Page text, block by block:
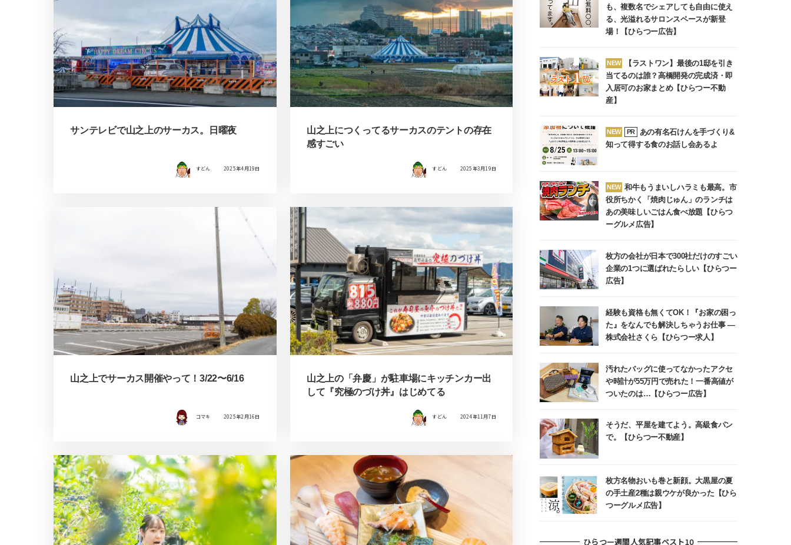
サンテレビで山之上のサーカス。日曜夜
すどん 2025年4月19日
山之上につくってるサーカスのテントの存在
感すごい
すどん 2025年3月19日
山之上でサーカス開催やって！3/22〜6/16
コマキ 2025年2月16日
山之上の「弁慶」が駐車場にキッチンカー出
して『究極のづけ丼』はじめてる
すどん 2024年11月7日
も、複数名でシェアしても自由に使え
る、光溢れるサロンスペースが新登
場！【ひらつー広告】
NEW
【ラストワン】最後の1邸を引き
当てるのは誰？高橋開発の完成済・即
入居可のお家まとめ【ひらつー不動
産】
NEW PR
あの有名石けんを手づくり&
知って得する食のお話し会あるよ
NEW 和牛もうまいしハラミも最高。市
役所ちかく「焼肉じゅん」のランチは
あの美味しいごはん食べ放題【ひらつ
ーグルメ広告】
枚方の会社が日本で300社だけのすごい
企業の1つに選ばれたらしい【ひらつー
広告】
経験も資格も無くてOK！『お家の困っ
た』をなんでも解決しちゃうお仕事 ―
株式会社さくら【ひらつー求人】
汚れたバッグに使ってなかったアクセ
や時計が55万円で売れた！一番高値が
ついたのは…【ひらつー広告】
そうだ、平屋を建てよう。高級食パン
で。【ひらつー不動産】
枚方名物おいも巻と新顔。大黒屋の夏
の手土産2種は親ウケが良かった【ひら
つーグルメ広告】
ひらつー週間人気記事ベスト10